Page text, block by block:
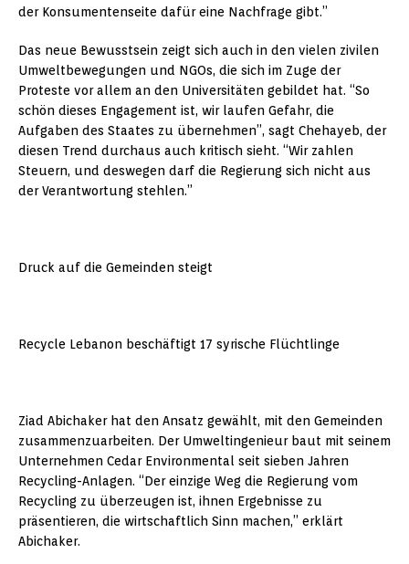
der Konsumentenseite dafür eine Nachfrage gibt.”
Das neue Bewusstsein zeigt sich auch in den vielen zivilen
Umweltbewegungen und NGOs, die sich im Zuge der
Proteste vor allem an den Universitäten gebildet hat. “So
schön dieses Engagement ist, wir laufen Gefahr, die
Aufgaben des Staates zu übernehmen”, sagt Chehayeb, der
diesen Trend durchaus auch kritisch sieht. “Wir zahlen
Steuern, und deswegen darf die Regierung sich nicht aus
der Verantwortung stehlen.”
Druck auf die Gemeinden steigt
Recycle Lebanon beschäftigt 17 syrische Flüchtlinge
Ziad Abichaker hat den Ansatz gewählt, mit den Gemeinden
zusammenzuarbeiten. Der Umweltingenieur baut mit seinem
Unternehmen Cedar Environmental seit sieben Jahren
Recycling-Anlagen. “Der einzige Weg die Regierung vom
Recycling zu überzeugen ist, ihnen Ergebnisse zu
präsentieren, die wirtschaftlich Sinn machen,” erklärt
Abichaker.